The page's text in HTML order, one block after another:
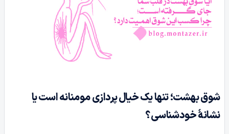
شوق بهشت؛ تنها یک خیال پردازی مومنانه است یا
نشانۀ خودشناسی؟